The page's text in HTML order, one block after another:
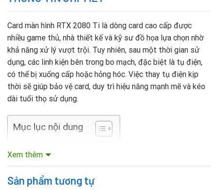
Card màn hình RTX 2080 Ti là dòng card cao cấp được
nhiều game thủ, nhà thiết kế và kỹ sư đồ họa lựa chọn nhờ
khả năng xử lý vượt trội. Tuy nhiên, sau một thời gian sử
dụng, các linh kiện bên trong bo mạch, đặc biệt là tụ điện,
có thể bị xuống cấp hoặc hỏng hóc. Việc thay tụ điện kịp
thời sẽ giúp bảo vệ card, duy trì hiệu năng mạnh mẽ và kéo
dài tuổi thọ sử dụng.
Mục lục nội dung
Nguyên nhân tụ điện card RTX 2080 Ti hỏng
hình bị lỗi bao gồm:
Xem thêm
Sản phẩm tương tự